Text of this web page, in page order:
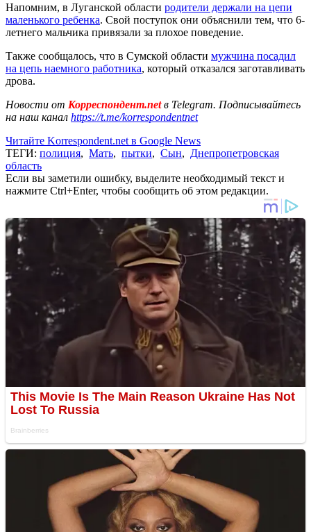
Напомним, в Луганской области родители держали на цепи
маленького ребенка. Свой поступок они объяснили тем, что 6-
летнего мальчика привязали за плохое поведение.
Также сообщалось, что в Сумской области мужчина посадил
на цепь наемного работника, который отказался заготавливать
дрова.
Новости от Корреспондент.netв Telegram. Подписывайтесь
на наш канал https://t.me/korrespondentnet
Читайте Korrespondent.net в Google News
ТЕГИ: полиция, Мать, пытки, Сын, Днепропетровская
область
Если вы заметили ошибку, выделите необходимый текст и
нажмите Ctrl+Enter, чтобы сообщить об этом редакции.